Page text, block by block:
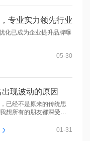
专业实力领先行业
化已成为企业提升品牌曝
05-30
出现波动的原因
已经不是原来的传统思
想所有的朋友都深受感
01-31